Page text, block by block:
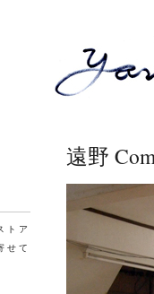
遠野
トア
せて